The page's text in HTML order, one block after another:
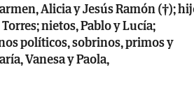
Alicia y Jesús Ramón (†);
nietos, Pablo y Lucía;
políticos, sobrinos, primos y
Vanesa y Paola,